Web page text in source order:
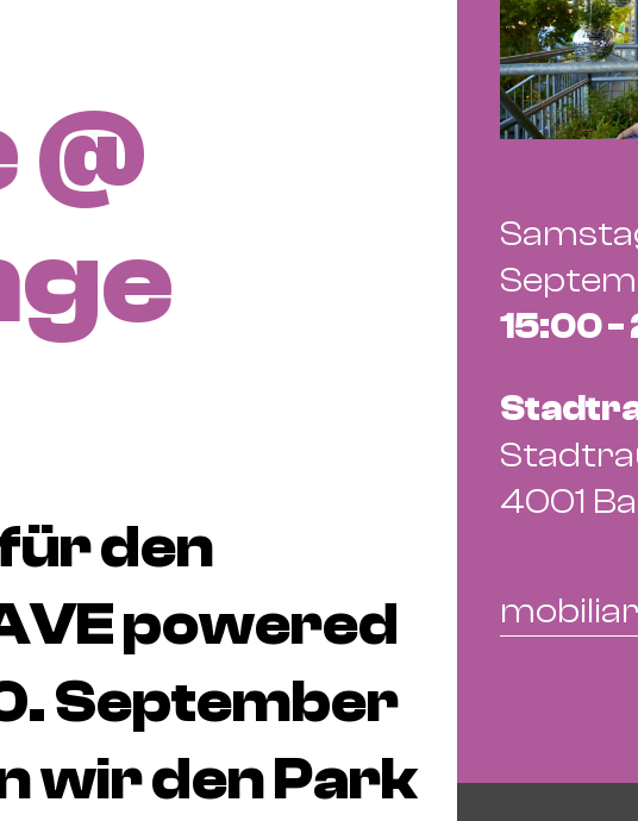
St. Johann
Wettstein
den
powered
September
wir den Park
15:00 -
4001